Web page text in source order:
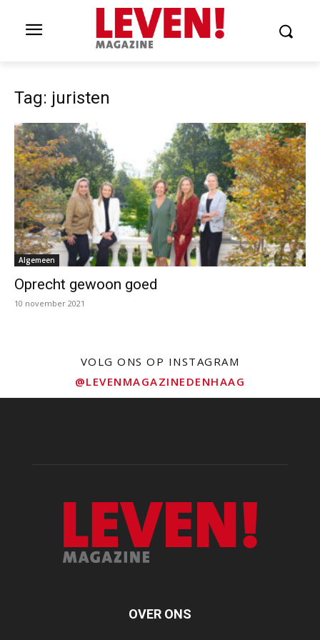
Tag: juristen
Algemeen
Oprecht gewoon goed
10 november 2021
VOLG ONS OP INSTAGRAM
@LEVENMAGAZINEDENHAAG
OVER ONS